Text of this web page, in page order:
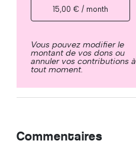
15,00 € / month
Vous pouvez modifier le
montant de vos dons ou
annuler vos contributions à
tout moment.
Commentaires